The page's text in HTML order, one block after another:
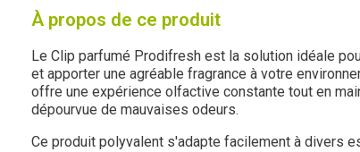
À propos de ce produit
Le Clip parfumé Prodifresh est la solution idéale
et apporter une agréable fragrance à votre
offre une expérience olfactive constante tout en
dépourvue de mauvaises odeurs.
Ce produit polyvalent s'adapte facilement à divers